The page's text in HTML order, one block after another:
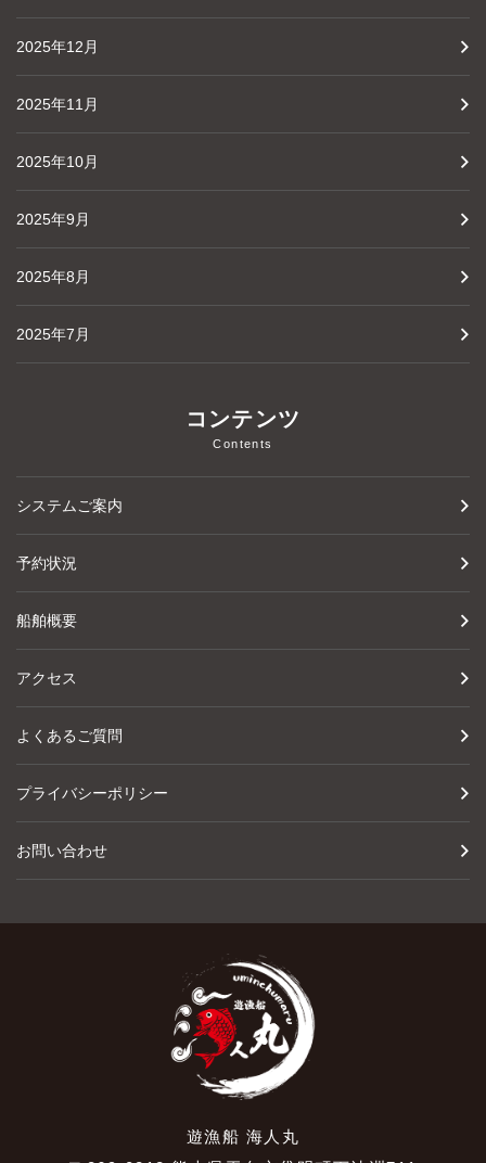
2025年12月
2025年11月
2025年10月
2025年9月
2025年8月
2025年7月
コンテンツ
Contents
システムご案内
予約状況
船舶概要
アクセス
よくあるご質問
プライバシーポリシー
お問い合わせ
遊漁船 海人丸